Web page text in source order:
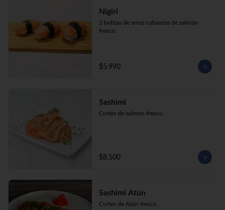
Nigiri
3 bolitas de arroz cubiertas de salmón
fresco.
$5.990
Sashimi
Cortes de salmón fresco.
$8.500
Sashimi Atún
Cortes de Atún fresco.